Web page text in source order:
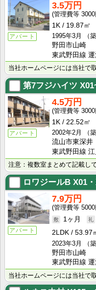
アパート
3.5万円
3000
1K
19.87㎡
1995年3月
（
野田市山崎
東武野田線
第7フジハイツ
アパート
4.5万円
3000
1K
22.52㎡
2002年2月
（
流山市東深井
東武野田線
ロワジールB X01
アパート
7.9万円
5000
1ヶ月
2LDK
53.97
2023年3月
（
野田市山崎
東武野田線